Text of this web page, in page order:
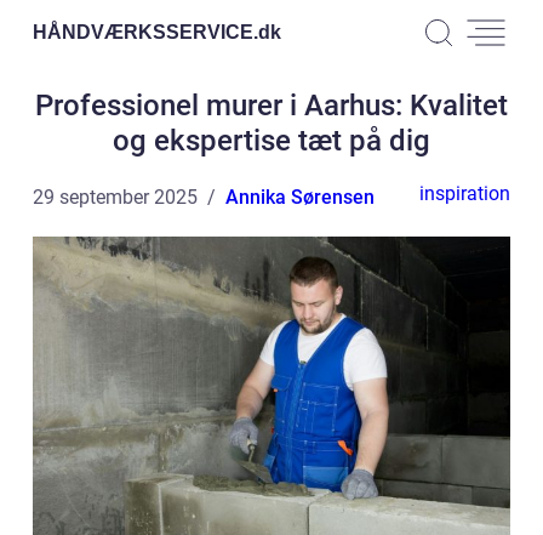
HÅNDVÆRKSSERVICE.dk
Professionel murer i Aarhus: Kvalitet
og ekspertise tæt på dig
29 september 2025 Annika Sørensen inspiration